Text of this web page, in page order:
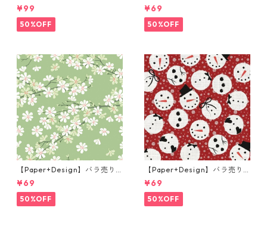
枚 ランチサイズ ペーパーナプ
キン Portchie Art Lunch in t
he Garden オレンジ
¥99
50%OFF
枚 ランチサイズ ペーパーナプ
キン In Love ピンク
¥69
50%OFF
【Paper+Design】バラ売り2
枚 ランチサイズ ペーパーナプ
キン Cherry tree グリーンxピ
ンク
¥69
50%OFF
【Paper+Design】バラ売り2
枚 ランチサイズ ペーパーナプ
キン Jolly snowman レッド
¥69
50%OFF